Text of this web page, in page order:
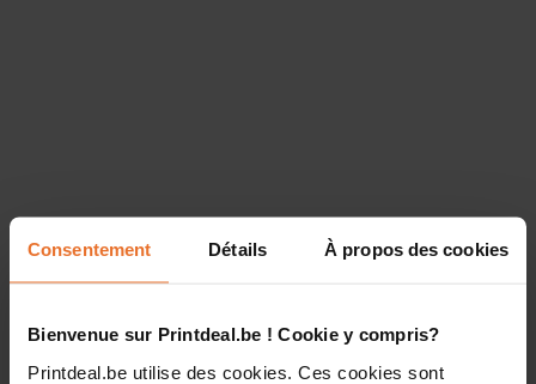
Consentement Détails À propos des cookies
Bienvenue sur Printdeal.be ! Cookie y compris?
Printdeal.be utilise des cookies. Ces cookies sont